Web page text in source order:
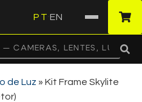
PT EN
de Luz » Kit Frame Skylite